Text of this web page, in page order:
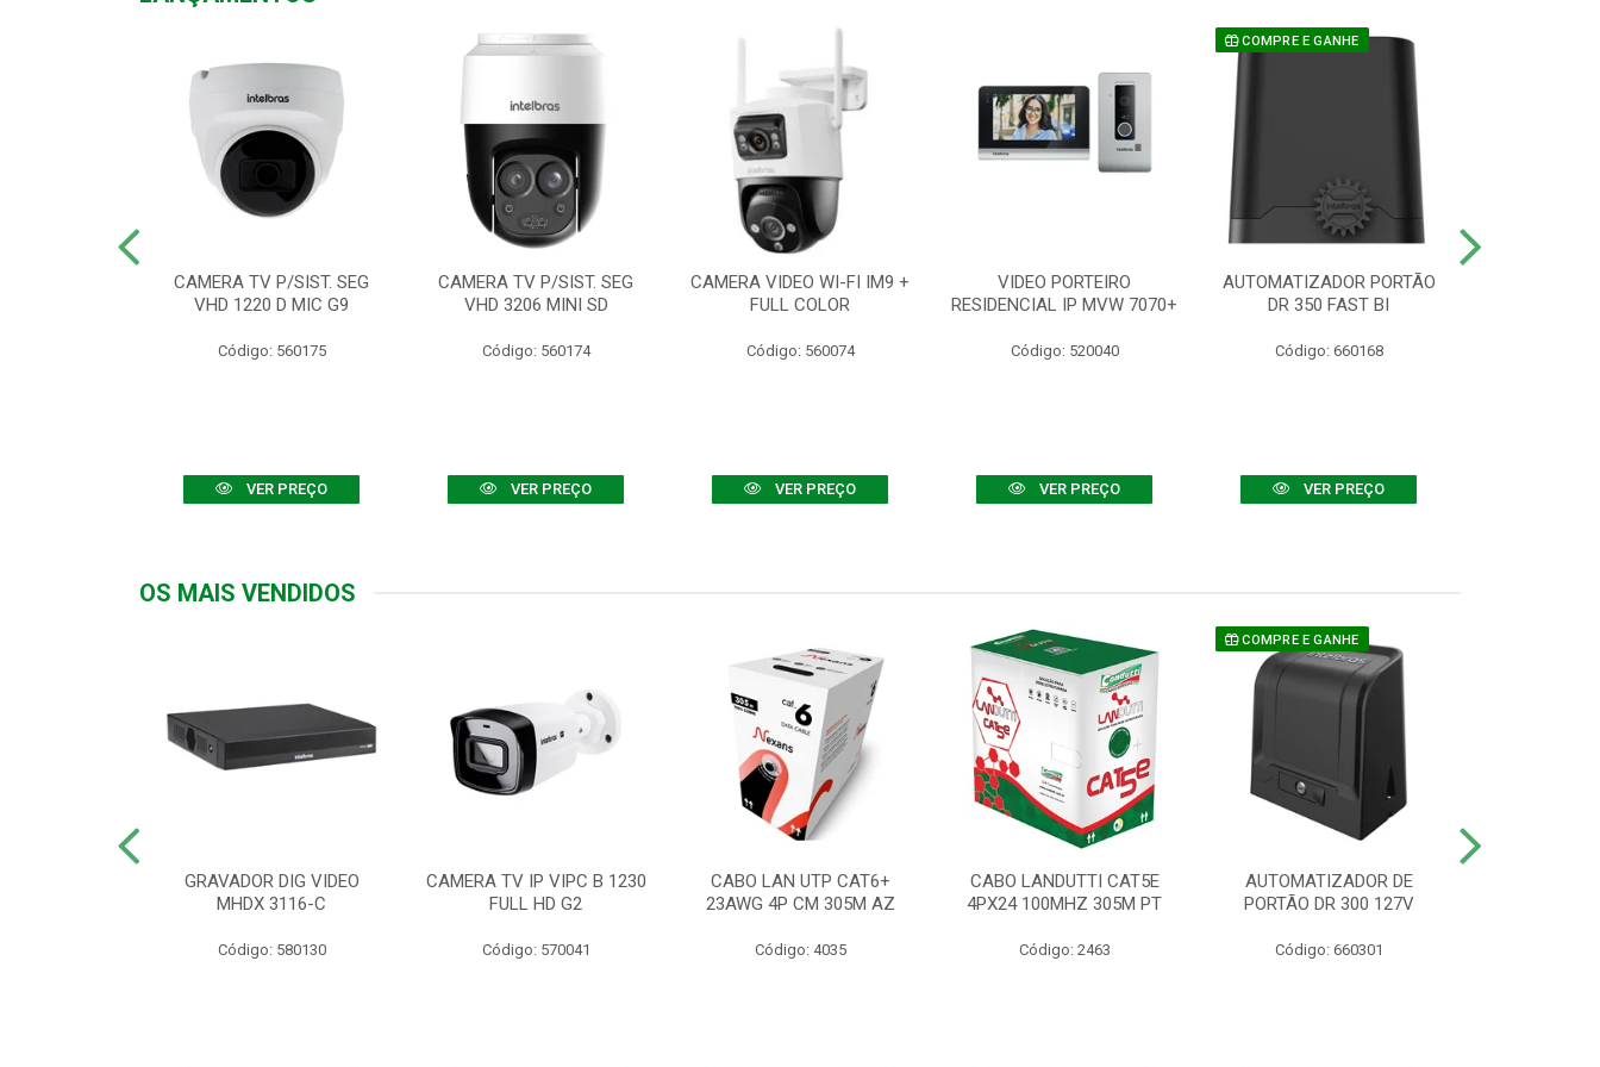
CAMERA TV P/SIST. SEG
VHD 1220 D MIC G9
Código: 560175
VER PREÇO
CAMERA TV P/SIST. SEG
VHD 3206 MINI SD
Código: 560174
VER PREÇO
CAMERA VIDEO WI-FI IM9 +
FULL COLOR
Código: 560074
VER PREÇO
VIDEO PORTEIRO
RESIDENCIAL IP MVW 7070+
Código: 520040
VER PREÇO
COMPRE E GANHE
AUTOMATIZADOR PORTÃO
DR 350 FAST BI
Código: 660168
VER PREÇO
OS MAIS VENDIDOS
GRAVADOR DIG VIDEO
MHDX 3116-C
Código: 580130
CAMERA TV IP VIPC B 1230
FULL HD G2
Código: 570041
CABO LAN UTP CAT6+
23AWG 4P CM 305M AZ
Código: 4035
CABO LANDUTTI CAT5E
4PX24 100MHZ 305M PT
Código: 2463
COMPRE E GANHE
AUTOMATIZADOR DE
PORTÃO DR 300 127V
Código: 660301